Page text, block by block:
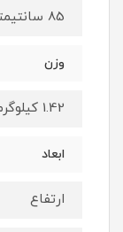
85 سانتیمتر
وزن
1.42 کیلوگرم
ابعاد
ارتفاع